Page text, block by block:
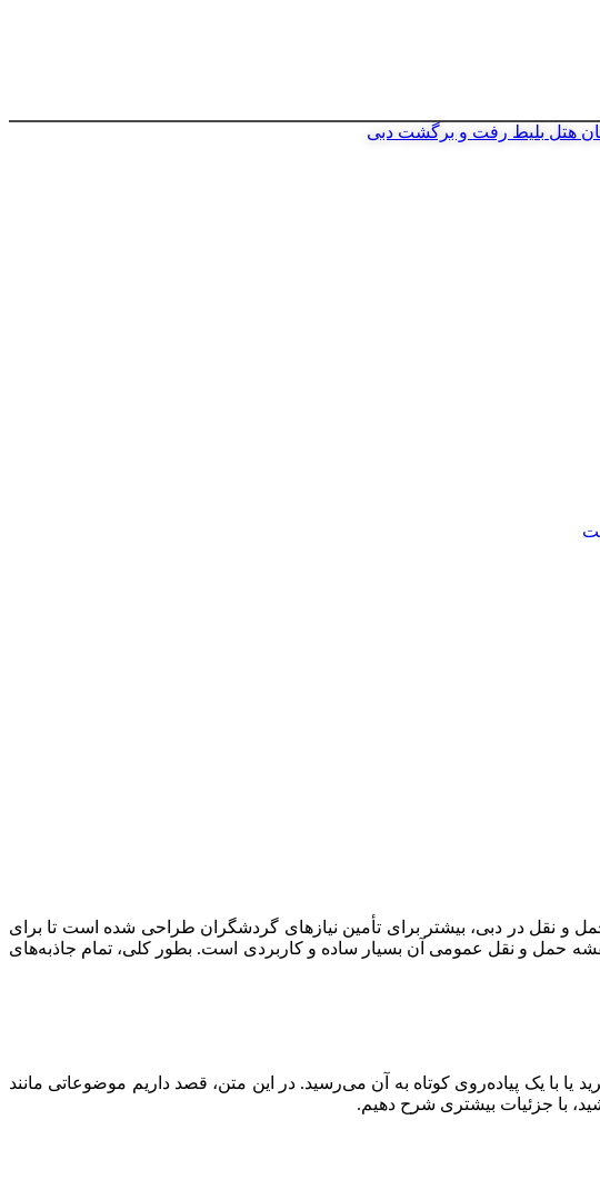
بلیط رفت و برگشت دبی
و هزینه حمل و نقل در دبی، بیشتر برای تأمین نیازهای گردشگران طراحی شده است تا برای
حمل و نقل عمومی آن بسیار ساده و کاربردی است. بطور کلی، تمام جاذبه‌های
با یک پیاده‌روی کوتاه به آن می‌رسید. در این متن، قصد داریم موضوعاتی مانند
با جزئیات بیشتری شرح دهیم.